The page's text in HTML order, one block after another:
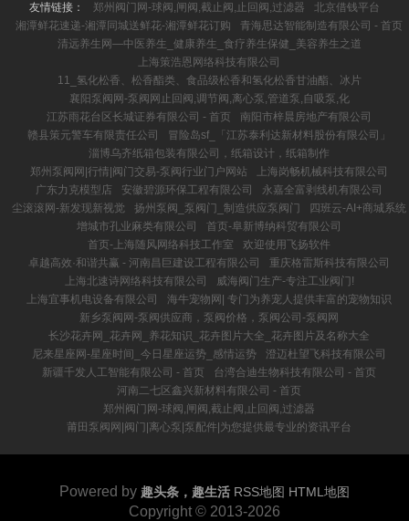
友情链接： 郑州阀门网-球阀,闸阀,截止阀,止回阀,过滤器
北京借钱平台
湘潭鲜花速递-湘潭同城送鲜花-湘潭鲜花订购
青海思达智能制造有限公司 - 首页
清远养生网—中医养生_健康养生_食疗养生保健_美容养生之道
上海策浩恩网络科技有限公司
11_氢化松香、松香酯类、食品级松香和氢化松香甘油酯、冰片
襄阳泵阀网-泵阀网止回阀,调节阀,离心泵,管道泵,自吸泵,化
江苏雨花台区长城证券有限公司 - 首页
南阳市梓晨房地产有限公司
赣县策元警车有限责任公司
冒险岛sf_「江苏泰利达新材料股份有限公司」
淄博乌齐纸箱包装有限公司，纸箱设计，纸箱制作
郑州泵阀网|行情|阀门交易-泵阀行业门户网站
上海岗畅机械科技有限公司
广东力克模型店
安徽碧源环保工程有限公司
永嘉全富剥线机有限公司
尘滚滚网-新发现新视觉
扬州泵阀_泵阀门_制造供应泵阀门
四班云-AI+商城系统
增城市孔业麻类有限公司
首页-阜新博纳科贸有限公司
首页-上海随风网络科技工作室
欢迎使用飞扬软件
卓越高效·和谐共赢 - 河南昌巨建设工程有限公司
重庆格雷斯科技有限公司
上海北速诗网络科技有限公司
威海阀门生产-专注工业阀门!
上海宜事机电设备有限公司
海牛宠物网| 专门为养宠人提供丰富的宠物知识
新乡泵阀网-泵阀供应商，泵阀价格，泵阀公司-泵阀网
长沙花卉网_花卉网_养花知识_花卉图片大全_花卉图片及名称大全
尼来星座网-星座时间_今日星座运势_感情运势
澄迈杜望飞科技有限公司
新疆千发人工智能有限公司 - 首页
台湾合迪生物科技有限公司 - 首页
河南二七区鑫兴新材料有限公司 - 首页
郑州阀门网-球阀,闸阀,截止阀,止回阀,过滤器
莆田泵阀网|阀门|离心泵|泵配件|为您提供最专业的资讯平台
Powered by 趣头条，趣生活 RSS地图 HTML地图
Copyright © 2013-2026